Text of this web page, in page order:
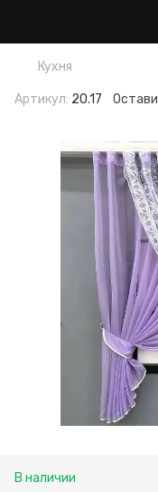
Кухня
Артикул: 20.17
В наличии